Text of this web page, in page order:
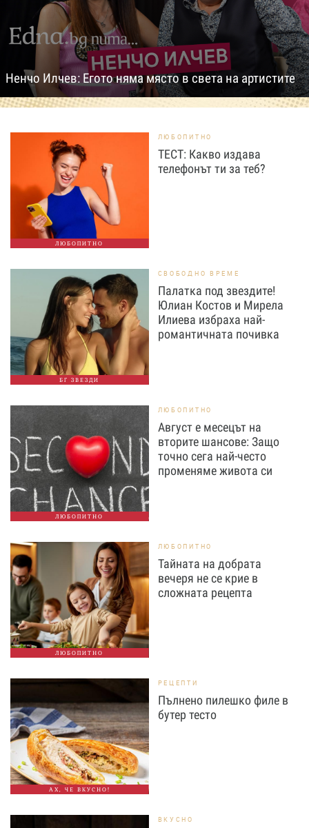
Ненчо Илчев: Егото няма място в света на артистите
ЛЮБОПИТНО
ЛЮБОПИТНО
ТЕСТ: Какво издава
телефонът ти за теб?
БГ ЗВЕЗДИ
СВОБОДНО ВРЕМЕ
Палатка под звездите!
Юлиан Костов и Мирела
Илиева избраха най-
романтичната почивка
ЛЮБОПИТНО
ЛЮБОПИТНО
Август е месецът на
вторите шансове: Защо
точно сега най-често
променяме живота си
ЛЮБОПИТНО
ЛЮБОПИТНО
Тайната на добрата
вечеря не се крие в
сложната рецепта
АХ, ЧЕ ВКУСНО!
РЕЦЕПТИ
Пълнено пилешко филе в
бутер тесто
ВКУСНО